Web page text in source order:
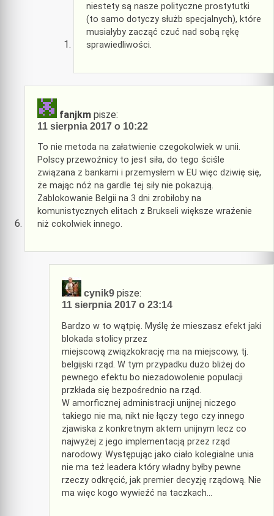
niestety są nasze polityczne prostytutki
(to samo dotyczy służb specjalnych), które
musiałyby zacząć czuć nad sobą rękę
sprawiedliwości.
fanjkm pisze:
11 sierpnia 2017 o 10:22
To nie metoda na załatwienie czegokolwiek w unii.
Polscy przewoźnicy to jest siła, do tego ściśle
związana z bankami i przemysłem w EU więc dziwię się,
że mając nóż na gardle tej siły nie pokazują.
Zablokowanie Belgii na 3 dni zrobiłoby na
komunistycznych elitach z Brukseli większe wrażenie
niż cokolwiek innego.
cynik9 pisze:
11 sierpnia 2017 o 23:14
Bardzo w to wątpię. Myślę że mieszasz efekt jaki
blokada stolicy przez
miejscową związkokrację ma na miejscowy, tj.
belgijski rząd. W tym przypadku dużo bliżej do
pewnego efektu bo niezadowolenie populacji
przkłada się bezpośrednio na rząd.
W amorficznej administracji unijnej niczego
takiego nie ma, nikt nie łączy tego czy innego
zjawiska z konkretnym aktem unijnym lecz co
najwyżej z jego implementacją przez rząd
narodowy. Występując jako ciało kolegialne unia
nie ma też leadera który władny byłby pewne
rzeczy odkręcić, jak premier decyzję rządową. Nie
ma więc kogo wywieźć na taczkach…